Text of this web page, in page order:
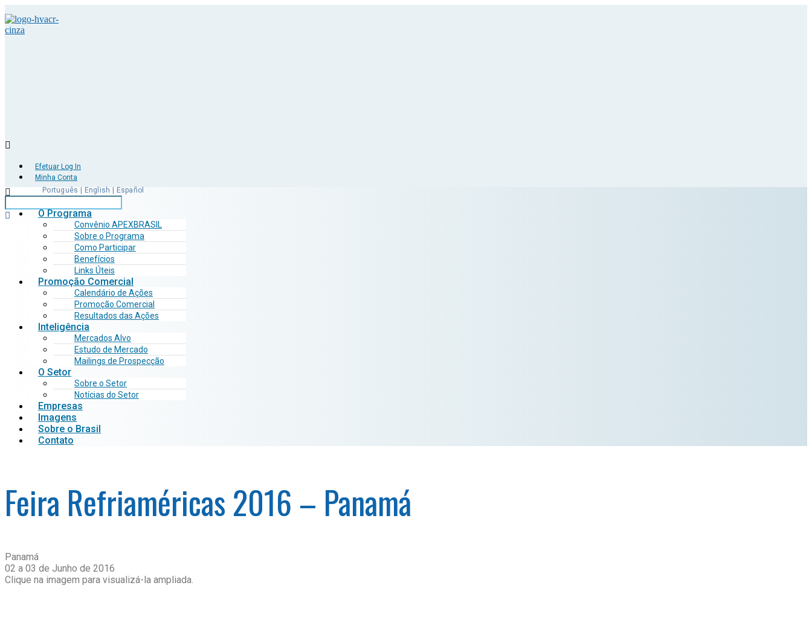
Efetuar Log In
Minha Conta
Português | English | Español
O Programa
Convênio APEXBRASIL
Sobre o Programa
Como Participar
Benefícios
Links Úteis
Promoção Comercial
Calendário de Ações
Promoção Comercial
Resultados das Ações
Inteligência
Mercados Alvo
Estudo de Mercado
Mailings de Prospecção
O Setor
Sobre o Setor
Notícias do Setor
Empresas
Imagens
Sobre o Brasil
Contato
Feira Refriaméricas 2016 – Panamá
Panamá
02 a 03 de Junho de 2016
Clique na imagem para visualizá-la ampliada.